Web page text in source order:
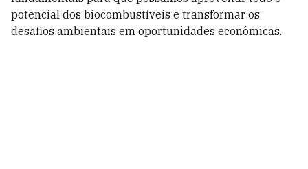
potencial dos biocombustíveis e transformar os
desafios ambientais em oportunidades econômicas.